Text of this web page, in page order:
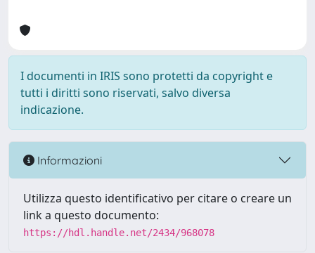
I documenti in IRIS sono protetti da copyright e
tutti i diritti sono riservati, salvo diversa
indicazione.
Informazioni
Utilizza questo identificativo per citare o creare un
link a questo documento:
https://hdl.handle.net/2434/968078